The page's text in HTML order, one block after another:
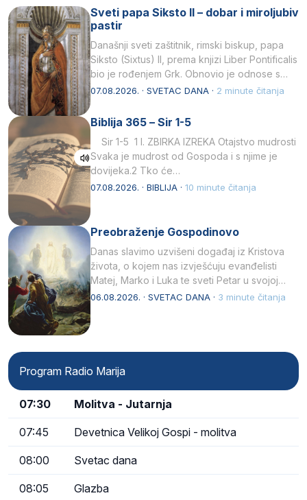
Sveti papa Siksto II – dobar i miroljubiv
pastir
Današnji sveti zaštitnik, rimski biskup, papa
Siksto (Sixtus) II, prema knjizi Liber Pontificalis
bio je rođenjem Grk. Obnovio je odnose s
afričkim…
07.08.2026. · SVETAC DANA · 2 minute čitanja
Biblija 365 – Sir 1-5
Sir 1-5 1 I. ZBIRKA IZREKA Otajstvo mudrosti
Svaka je mudrost od Gospoda i s njime je
dovijeka.2 Tko će…
07.08.2026. · BIBLIJA · 10 minute čitanja
Preobraženje Gospodinovo
Danas slavimo uzvišeni događaj iz Kristova
života, o kojem nas izvješćuju evanđelisti
Matej, Marko i Luka te sveti Petar u svojoj
drugoj…
06.08.2026. · SVETAC DANA · 3 minute čitanja
Program Radio Marija
07:30 Molitva - Jutarnja
07:45 Devetnica Velikoj Gospi - molitva
08:00 Svetac dana
08:05 Glazba